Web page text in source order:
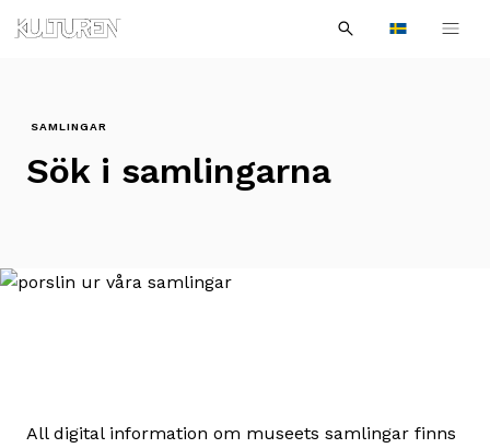
navigationen
innehållet
Languages
efter:
Sök
SAMLINGAR
Sök i samlingarna
All digital information om museets samlingar finns